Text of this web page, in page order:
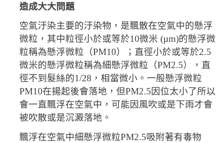
造成大大問題
空氣汙染主要的汙染物，是飄散在空氣中的懸浮
微粒，其中粒徑小於或等於10微米 (µm)的懸浮微
粒稱為懸浮微粒（PM10）；直徑小於或等於2.5
微米的懸浮微粒稱為細懸浮微粒（PM2.5），直
徑不到髮絲的1/28，相當微小。一般懸浮微粒
PM10在揚起後會落地，但PM2.5因位太小了所以
會一直飄浮在空氣中，可能因風吹或是下雨才會
被吹散或是沉澱落地。
飄浮在空氣中細懸浮微粒PM2.5吸附著有毒物